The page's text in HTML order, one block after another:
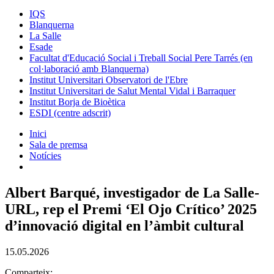
IQS
Blanquerna
La Salle
Esade
Facultat d'Educació Social i Treball Social Pere Tarrés (en
col·laboració amb Blanquerna)
Institut Universitari Observatori de l'Ebre
Institut Universitari de Salut Mental Vidal i Barraquer
Institut Borja de Bioètica
ESDI (centre adscrit)
Inici
Sala de premsa
Notícies
Albert Barqué, investigador de La Salle-
URL, rep el Premi ‘El Ojo Crítico’ 2025
d’innovació digital en l’àmbit cultural
15.05.2026